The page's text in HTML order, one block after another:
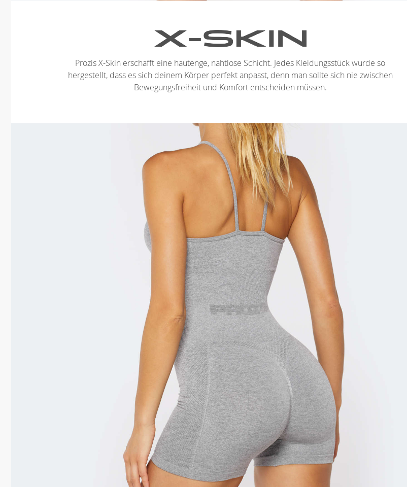
Prozis X-Skin erschafft eine hautenge, nahtlose Schicht. Jedes Kleidungsstück wurde so
hergestellt, dass es sich deinem Körper perfekt anpasst, denn man sollte sich nie zwischen
Bewegungsfreiheit und Komfort entscheiden müssen.